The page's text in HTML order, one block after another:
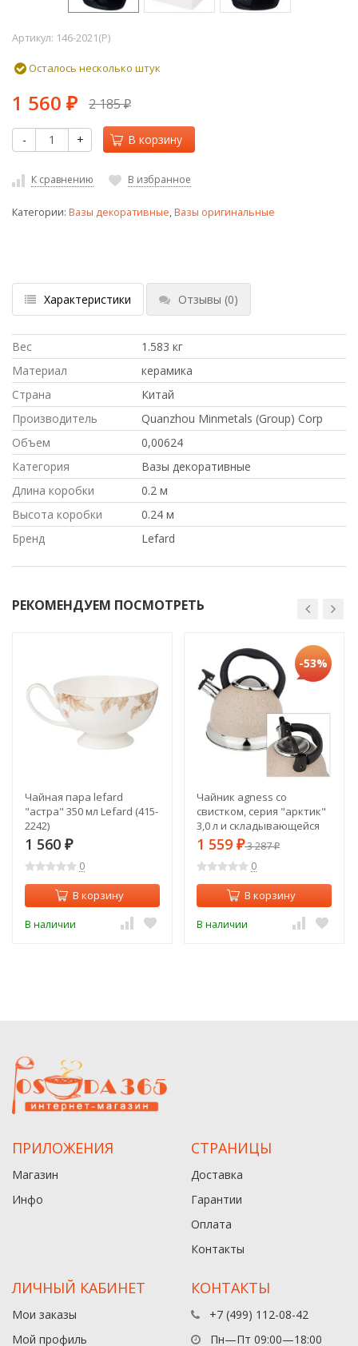
Артикул: 146-2021(P)
Осталось несколько штук
1 560 ₽ 2 185₽
- + В корзину
К сравнению В избранное
Категории: Вазы декоративные,Вазы оригинальные
Характеристики Отзывы (0)
Вес
1.583 кг
Материал
керамика
Страна
Китай
Производитель
Quanzhou Minmetals (Group) Corp
Объем
0,00624
Категория
Вазы декоративные
Длина коробки
0.2 м
Высота коробки
0.24 м
Бренд
Lefard
РЕКОМЕНДУЕМ ПОСМОТРЕТЬ
Чайная пара lefard
"астра" 350 мл Lefard (415-
2242)
1 560 ₽
0
В корзину
В наличии
-53%
Чайник agness со
свистком, серия "арктик"
3,0 л и складывающейся
ручкой, индукционное
капсульное дно Agness
(937-028)
1 559 ₽3 287₽
0
В корзину
В наличии
ПРИЛОЖЕНИЯ
Магазин
Инфо
СТРАНИЦЫ
Доставка
Гарантии
Оплата
Контакты
ЛИЧНЫЙ КАБИНЕТ
Мои заказы
Мой профиль
КОНТАКТЫ
+7 (499) 112-08-42
Пн—Пт 09:00—18:00